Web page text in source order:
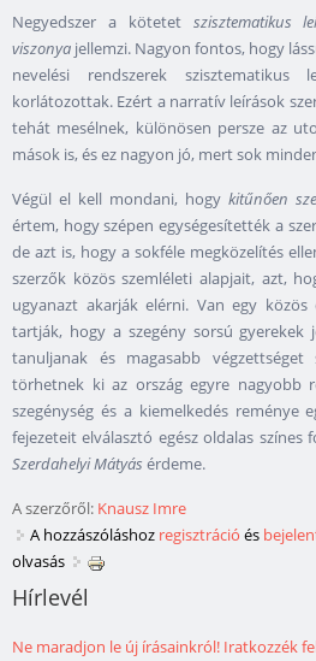
Negyedszer a kötetet szisztematikus
viszonya jellemzi. Nagyon fontos, hogy
nevelési rendszerek szisztematikus
korlátozottak. Ezért a narratív leírások
tehát mesélnek, különösen persze az
mások is, és ez nagyon jó, mert sok
Végül el kell mondani, hogy kitűnően
értem, hogy szépen egységesítették a
de azt is, hogy a sokféle megközelítés
szerzők közös szemléleti alapjait, azt,
ugyanazt akarják elérni. Van egy
tartják, hogy a szegény sorsú gyerekek
tanuljanak és magasabb
törhetnek ki az ország egyre nagyobb
szegénység és a kiemelkedés reménye
fejezeteit elválasztó egész oldalas
Szerdahelyi Mátyás érdeme.
A szerzőről: Knausz Imre
A hozzászóláshoz regisztráció és
olvasás
Hírlevél
Ne maradjon le új írásainkról! Iratkozzék